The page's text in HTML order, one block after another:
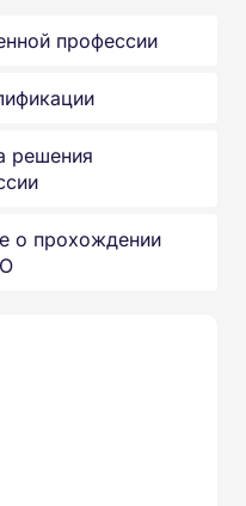
профессии
решения
о прохождении